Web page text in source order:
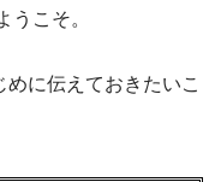
うこそ。
に伝えておきたいこ